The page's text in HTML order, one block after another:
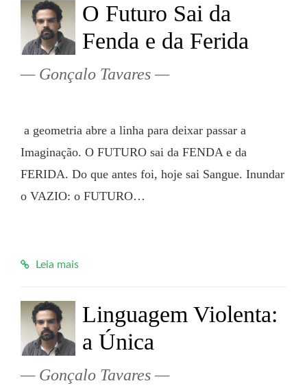
O Futuro Sai da
Fenda e da Ferida
Gonçalo Tavares
Imaginação. O FUTURO sai da FENDA e da
FERIDA. Do que antes foi, hoje sai Sangue. Inundar
o VAZIO: o FUTURO…
Leia mais
Linguagem Violenta:
a Única
Gonçalo Tavares